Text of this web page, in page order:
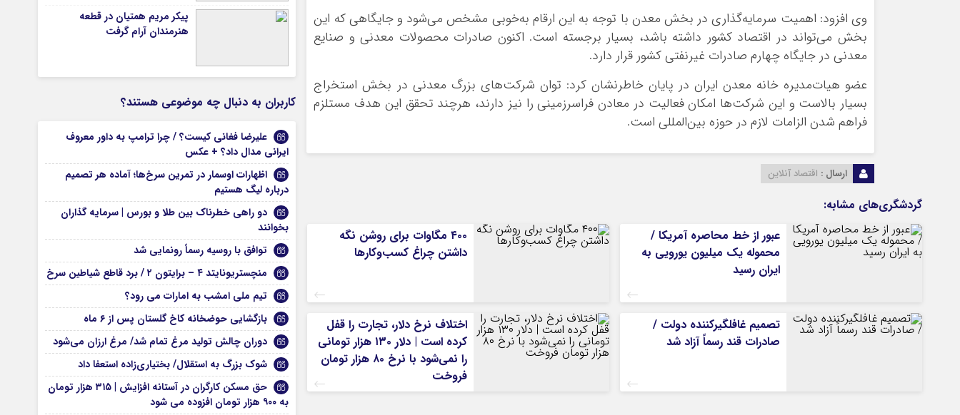
وی افزود: اهمیت سرمایه‌گذاری در بخش معدن با توجه به این ارقام به‌خوبی مشخص می‌شود و جایگاهی که این
بخش می‌تواند در اقتصاد کشور داشته باشد، بسیار برجسته است. اکنون صادرات محصولات معدنی و صنایع
معدنی در جایگاه چهارم صادرات غیرنفتی کشور قرار دارد.
عضو هیات‌مدیره خانه معدن ایران در پایان خاطرنشان کرد: توان شرکت‌های بزرگ معدنی در بخش استخراج
بسیار بالاست و این شرکت‌ها امکان فعالیت در معادن فراسرزمینی را نیز دارند، هرچند تحقق این هدف مستلزم
فراهم شدن الزامات لازم در حوزه بین‌المللی است.
ارسال : اقتصاد آنلاین
گردشگری‌های مشابه:
عبور از خط محاصره آمریکا /
محموله یک میلیون یورویی به
ایران رسید
۴۰۰ مگاوات برای روشن نگه
داشتن چراغ کسب‌وکار‌ها
تصمیم غافلگیرکننده دولت /
صادرات قند رسماً آزاد شد
اختلاف نرخ دلار، تجارت را قفل
کرده است | دلار ۱۳۰ هزار تومانی
را نمی‌شود با نرخ ۸۰ هزار تومان
فروخت
پیکر مریم همتیان در قطعه
هنرمندان آرام گرفت
کاربران به دنبال چه موضوعی هستند؟
علیرضا فغانی کیست؟ / چرا ترامپ به داور معروف
ایرانی مدال داد؟ + عکس
اظهارات اوسمار در تمرین سرخ‌ها؛ آماده هر تصمیم
درباره لیگ هستیم
دو راهی خطرناک بین طلا و بورس | سرمایه گذاران
بخوانند
توافق با روسیه رسماً رونمایی شد
منچستریونایتد ۴ – برایتون ۲ / برد قاطع شیاطین سرخ
تیم ملی امشب به امارات می رود؟
بازگشایی حوضخانه کاخ گلستان پس از ۶ ماه
دوران چالش تولید مرغ تمام شد/ مرغ ارزان می‌شود
شوک بزرگ به استقلال/ بختیاری‌زاده استعفا داد
حق مسکن کارگران در آستانه افزایش | ۳۱۵ هزار تومان
به ۹۰۰ هزار تومان افزوده می‌ شود